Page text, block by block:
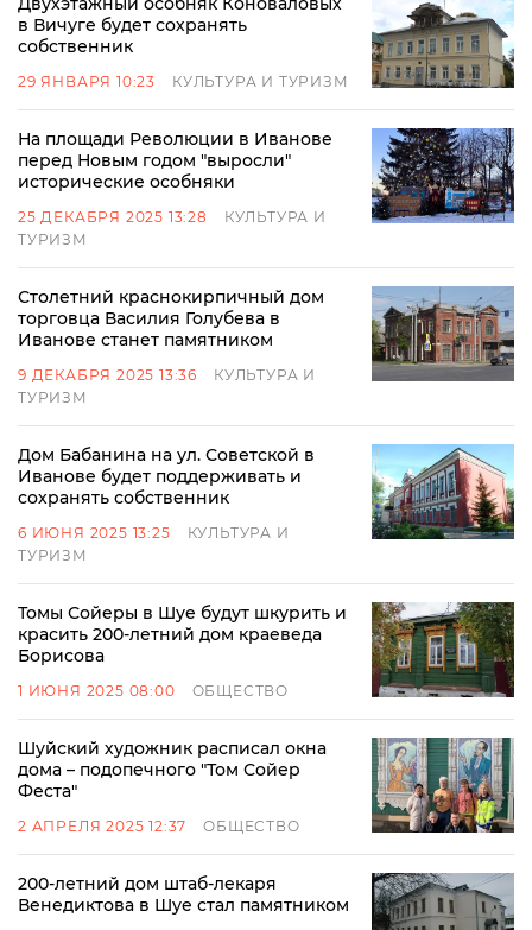
в Вичуге будет сохранять
собственник
29 ЯНВАРЯ 10:23 КУЛЬТУРА И ТУРИЗМ
На площади Революции в Иванове
перед Новым годом "выросли"
исторические особняки
25 ДЕКАБРЯ 2025 13:28
КУЛЬТУРА И
ТУРИЗМ
Столетний краснокирпичный дом
торговца Василия Голубева в
Иванове станет памятником
9 ДЕКАБРЯ 2025 13:36
КУЛЬТУРА И
ТУРИЗМ
Дом Бабанина на ул. Советской в
Иванове будет поддерживать и
сохранять собственник
6 ИЮНЯ 2025 13:25
КУЛЬТУРА И
ТУРИЗМ
Томы Сойеры в Шуе будут шкурить и
красить 200-летний дом краеведа
Борисова
1 ИЮНЯ 2025 08:00 ОБЩЕСТВО
Шуйский художник расписал окна
дома – подопечного "Том Сойер
Феста"
2 АПРЕЛЯ 2025 12:37 ОБЩЕСТВО
200-летний дом штаб-лекаря
Венедиктова в Шуе стал памятником